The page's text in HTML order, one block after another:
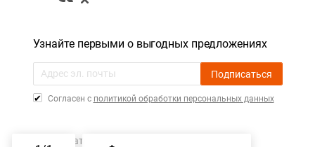
Узнайте первыми о выгодных предложениях
Подписаться
Cогласен с политикой обработки персональных данных
Пользовательское соглашение